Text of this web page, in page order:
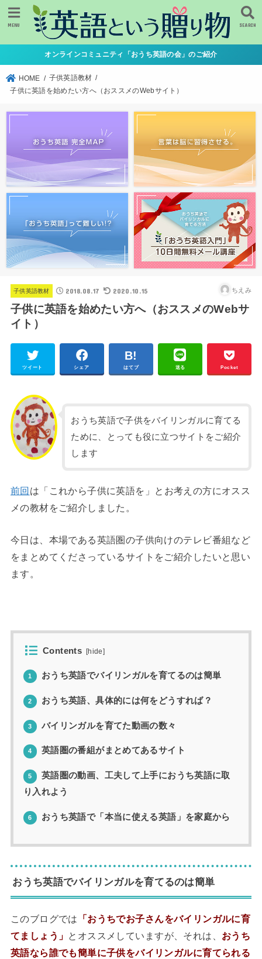
SEARCH
MENU
オンラインコミュニティ「おうち英語の会」のご紹介
HOME
子供英語教材
子供に英語を始めたい方へ（おススメのWebサイト）
子供英語教材 2018.08.17 2020.10.15 ちえみ
子供に英語を始めたい方へ（おススメのWebサ
イト）
ツイート シェア はてブ 送る Pocket
おうち英語で子供をバイリンガルに育てる
ために、とっても役に立つサイトをご紹介
します
前回 は「これから子供に英語を」とお考えの方にオスス
メの教材をご紹介しました。
今日は、本場である英語圏の子供向けのテレビ番組など
をまとめてくださっているサイトをご紹介したいと思い
ます。
Contents [hide]
1 おうち英語でバイリンガルを育てるのは簡単
2 おうち英語、具体的には何をどうすれば？
3 バイリンガルを育てた動画の数々
4 英語圏の番組がまとめてあるサイト
5
英語圏の動画、工夫して上手におうち英語に取
り入れよう
6 おうち英語で「本当に使える英語」を家庭から
おうち英語でバイリンガルを育てるのは簡単
このブログでは 「おうちでお子さんをバイリンガルに育
てましょう」 とオススメしていますが、それは、 おうち
英語なら誰でも簡単に子供をバイリンガルに育てられる